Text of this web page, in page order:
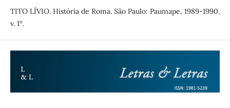
TITO LÍVIO. História de Roma. São Paulo: Paumape, 1989-1990.
v. 1º.